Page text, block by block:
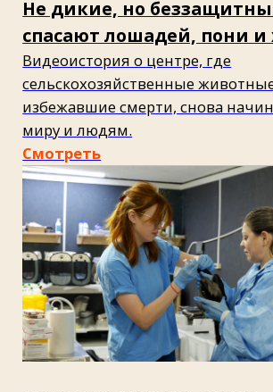
Фото
Материалы центров реабилитации диких
животных
Алеся Степаненко / РКЦентр «Велес»
Фотоархив Центра спасения медвежат-
сирот
Алексей Сидоренко @albireostarz /
Зооцентр «Дино»
Личные архивы героев
Роман Садовой, Александр Ширков /
Оксана Касаткина
Григорий Леорда
Елена Швецова
Александра Кучук
Операторы
Роман Садовой
Александр Ширков
Павел Яковлев
Лонгрид
Наталья Варсегова
Елена Редькина
Текст
Ирина Себелева
Ольга Садовая